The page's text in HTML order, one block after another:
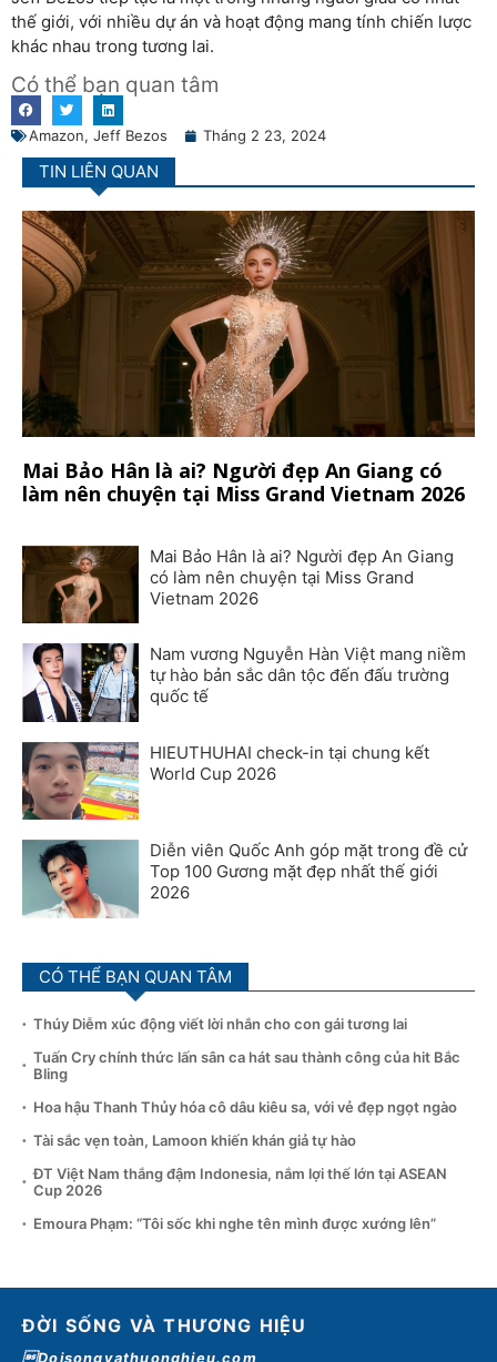
thế giới, với nhiều dự án và hoạt động mang tính chiến lược
khác nhau trong tương lai.
Có thể bạn quan tâm
Amazon, Jeff Bezos Tháng 2 23, 2024
TIN LIÊN QUAN
Mai Bảo Hân là ai? Người đẹp An Giang có
làm nên chuyện tại Miss Grand Vietnam 2026
Mai Bảo Hân là ai? Người đẹp An Giang
có làm nên chuyện tại Miss Grand
Vietnam 2026
Nam vương Nguyễn Hàn Việt mang niềm
tự hào bản sắc dân tộc đến đấu trường
quốc tế
HIEUTHUHAI check-in tại chung kết
World Cup 2026
Diễn viên Quốc Anh góp mặt trong đề cử
Top 100 Gương mặt đẹp nhất thế giới
2026
CÓ THỂ BẠN QUAN TÂM
Thúy Diễm xúc động viết lời nhắn cho con gái tương lai
Tuấn Cry chính thức lấn sân ca hát sau thành công của hit Bắc
Bling
Hoa hậu Thanh Thủy hóa cô dâu kiêu sa, với vẻ đẹp ngọt ngào
Tài sắc vẹn toàn, Lamoon khiến khán giả tự hào
ĐT Việt Nam thắng đậm Indonesia, nắm lợi thế lớn tại ASEAN
Cup 2026
Emoura Phạm: “Tôi sốc khi nghe tên mình được xướng lên”
ĐỜI SỐNG VÀ THƯƠNG HIỆU
Doisongvathuonghieu.com